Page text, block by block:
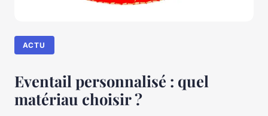
ACTU
Eventail personnalisé : quel
matériau choisir ?